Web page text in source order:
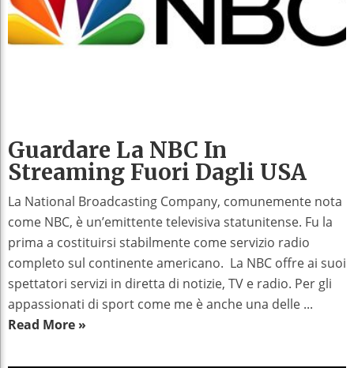
Guardare La NBC In
Streaming Fuori Dagli USA
La National Broadcasting Company, comunemente nota
come NBC, è un’emittente televisiva statunitense. Fu la
prima a costituirsi stabilmente come servizio radio
completo sul continente americano. La NBC offre ai suoi
spettatori servizi in diretta di notizie, TV e radio. Per gli
appassionati di sport come me è anche una delle ...
Read More »